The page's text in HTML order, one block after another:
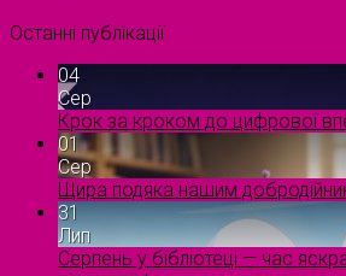
Останні публікації
04
Сер
Крок за кроком до цифрової
01
Сер
Щира подяка нашим
31
Лип
Серпень у бібліотеці — час